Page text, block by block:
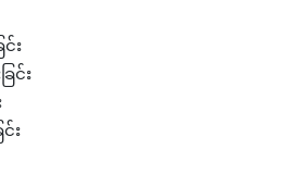
း
င်း
း